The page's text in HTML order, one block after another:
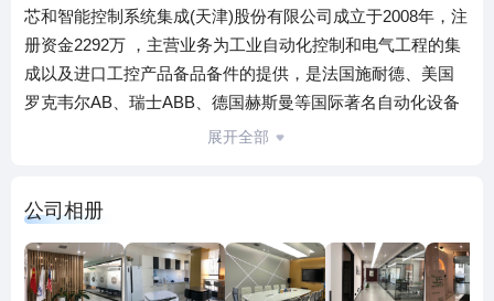
芯和智能控制系统集成(天津)股份有限公司成立于2008年，注
册资金2292万 ，主营业务为工业自动化控制和电气工程的集
成以及进口工控产品备品备件的提供，是法国施耐德、美国
罗克韦尔AB、瑞士ABB、德国赫斯曼等国际著名自动化设备
力，为客户提供从检测器件、执行器件、交直流调速、配电
系统到控制系统和工厂自动化技术服务及解决方案。十多年
来，芯和股份不断的健全全国网络，不断的为客户提供优质
展开全部
公司相册